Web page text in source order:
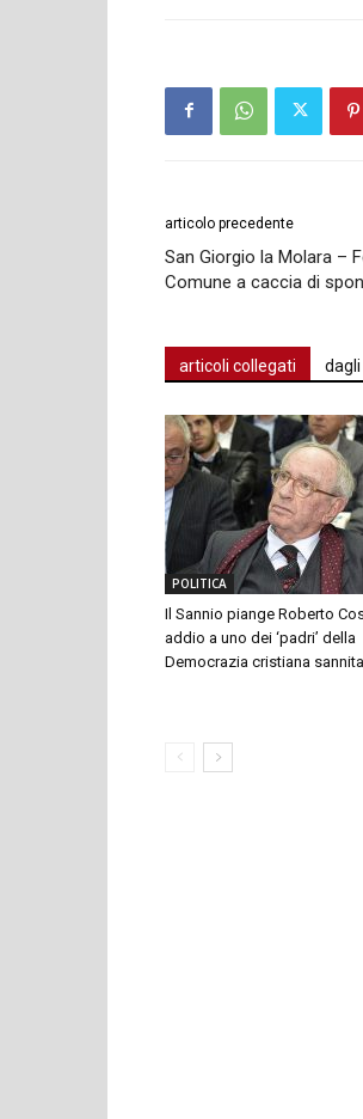
articolo precedente
San Giorgio la Molara –
Comune a caccia di
articoli collegati
POLITICA
Il Sannio piange Roberto
addio a uno dei ‘padri’ della
Democrazia cristiana sannita